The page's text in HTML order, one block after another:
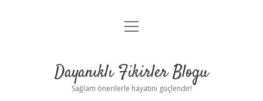
Anasayfa
Yasal Uyarı
menüyü
Dayanıklı Fikirler Blogu
Sağlam önerilerle hayatını güçlendir!